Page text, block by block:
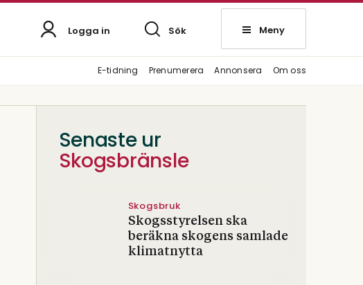
Logga in Sök Meny
E-tidning Prenumerera Annonsera Om oss
Senaste ur
Skogsbränsle
Skogsbruk
Skogsstyrelsen ska
beräkna skogens samlade
klimatnytta